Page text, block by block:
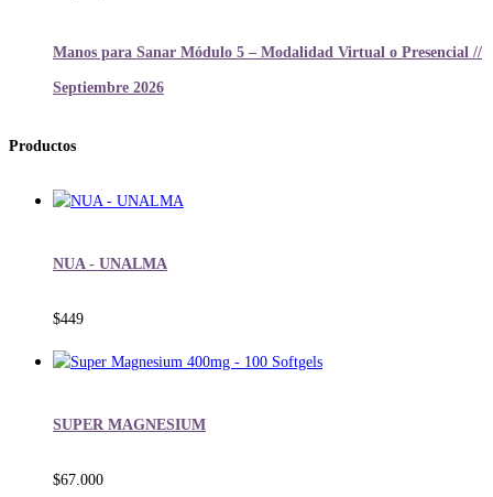
Manos para Sanar Módulo 5 – Modalidad Virtual o Presencial //
Septiembre 2026
Productos
NUA - UNALMA
$449
SUPER MAGNESIUM
$67.000